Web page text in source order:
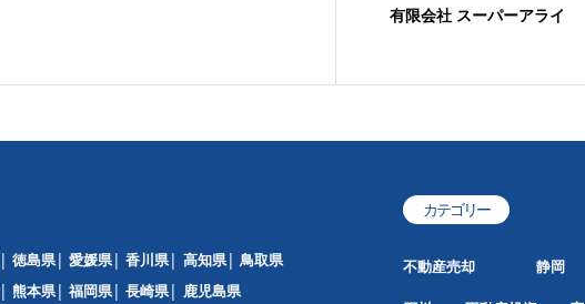
有限会社 スーパーアライ
徳島県 愛媛県 香川県 高知県
鳥取県
熊本県 福岡県 長崎県
鹿児島県
カテゴリー
不動産売却 静岡